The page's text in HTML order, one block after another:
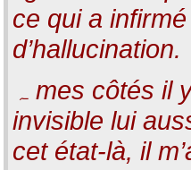
ce qui a
d’hallucination.
ہ mes côtés il y avait un vieux monsieur,
invisible lui
cet état-là, il